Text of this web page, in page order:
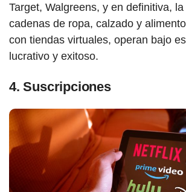
Target, Walgreens, y en definitiva,
cadenas de ropa, calzado y
con tiendas virtuales, operan bajo
lucrativo y exitoso.
4.Suscripciones